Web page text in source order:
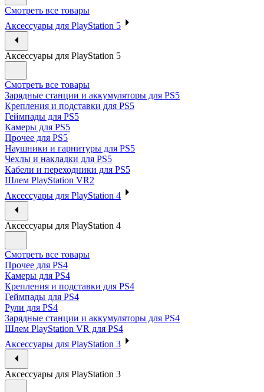
Смотреть все товары
Аксессуары для PlayStation 5
Аксессуары для PlayStation 5
Смотреть все товары
Зарядные станции и аккумуляторы для PS5
Крепления и подставки для PS5
Геймпады для PS5
Камеры для PS5
Прочее для PS5
Наушники и гарнитуры для PS5
Чехлы и накладки для PS5
Кабели и переходники для PS5
Шлем PlayStation VR2
Аксессуары для PlayStation 4
Аксессуары для PlayStation 4
Смотреть все товары
Прочее для PS4
Камеры для PS4
Крепления и подставки для PS4
Геймпады для PS4
Рули для PS4
Зарядные станции и аккумуляторы для PS4
Шлем PlayStation VR для PS4
Аксессуары для PlayStation 3
Аксессуары для PlayStation 3